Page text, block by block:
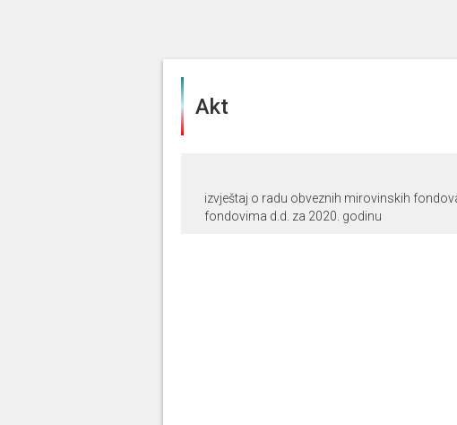
Akt
izvještaj o radu obveznih mirovinskih
fondovima d.d. za 2020. godinu